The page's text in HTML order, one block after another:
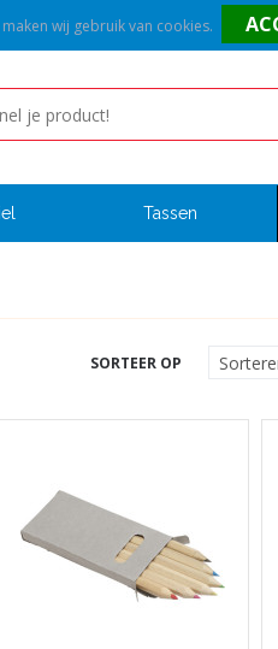
Tassen
SORTEER OP
wij gebruik van cookies.